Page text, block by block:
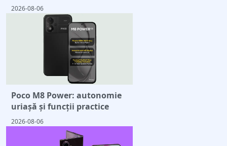
2026-08-06
Poco M8 Power: autonomie
uriașă și funcții practice
2026-08-06